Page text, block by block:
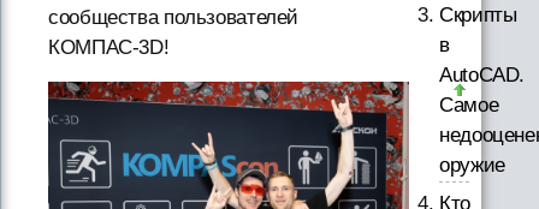
сообщества пользователей
КОМПАС-3D!
Скрипты
в
AutoCAD.
Самое
оружие
Кто